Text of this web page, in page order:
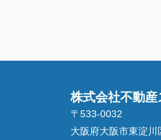
株式会社不動産
〒533-0032
大阪府大阪市東淀